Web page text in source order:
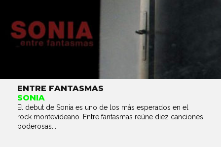
ENTRE FANTASMAS
SONIA
El debut de Sonia es uno de los más esperados en el
rock montevideano. Entre fantasmas reúne diez canciones
poderosas...